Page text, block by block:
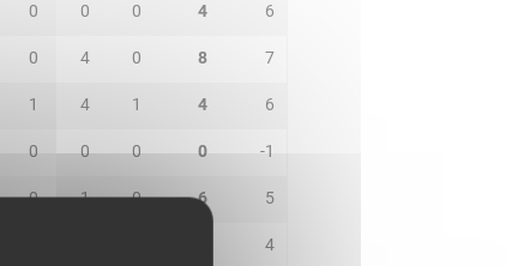
0 0 0 4 6
0 4 0 8 7
1 4 1 4 6
0 0 0 0 -1
0 1 0 6 5
4